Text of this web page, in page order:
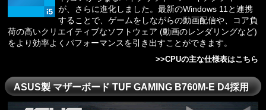
が、さらに進化しました。最新のWindows 11と連携
することで、ゲームをしながらの動画配信や、コア負
荷の高いクリエイティブなソフトウェア (動画のレンダリングなど)
をより効率よくパフォーマンスを引き出すことができます。
>>CPUの主な仕様表はこちら
ASUS製 マザーボード TUF GAMING B760M-E D4採用